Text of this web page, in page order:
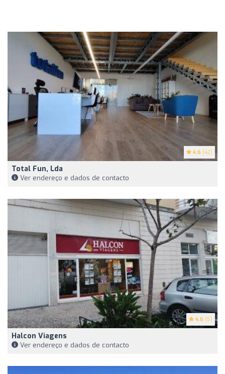
4.6 (42)
Total Fun, Lda
Ver endereço e dados de contacto
4.6 (5)
Halcon Viagens
Ver endereço e dados de contacto